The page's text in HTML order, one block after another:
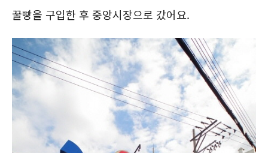
꿀빵을 구입한 후 중앙시장으로 갔어요.